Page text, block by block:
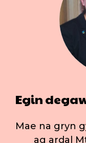
Egin
Mae na gryn
ag ardal